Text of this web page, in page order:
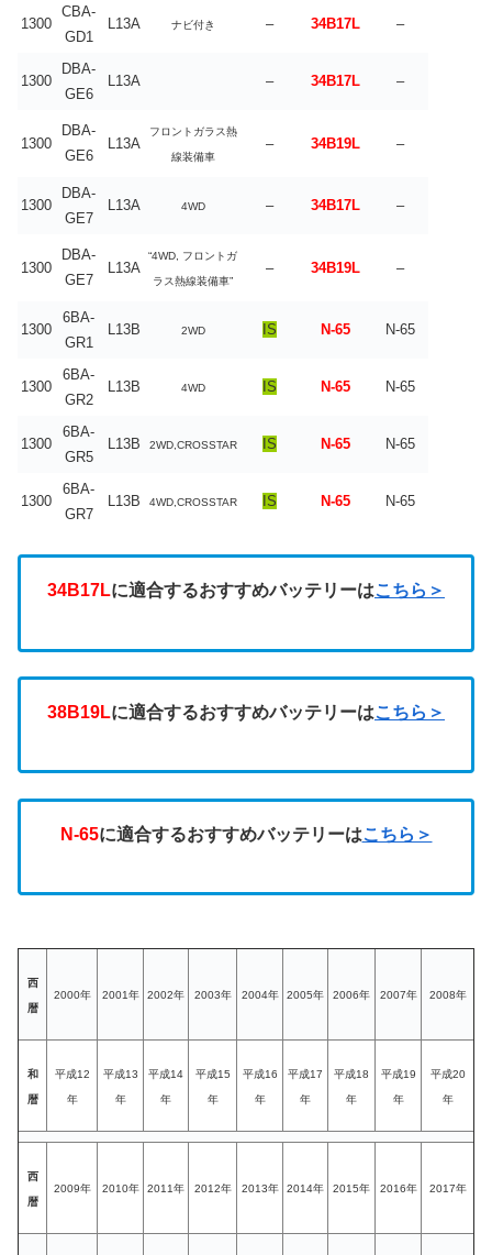
1300
CBA-
GD1
L13A ナビ付き – 34B17L –
1300
DBA-
GE6
L13A – 34B17L –
1300
DBA-
GE6
L13A
フロントガラス熱
線装備車
– 34B19L –
1300
DBA-
GE7
L13A 4WD – 34B17L –
1300
DBA-
GE7
L13A
“4WD, フロントガ
ラス熱線装備車”
– 34B19L –
1300
6BA-
GR1
L13B 2WD IS N-65 N-65
1300
6BA-
GR2
L13B 4WD IS N-65 N-65
1300
6BA-
GR5
L13B 2WD,CROSSTAR IS N-65 N-65
1300
6BA-
GR7
L13B 4WD,CROSSTAR IS N-65 N-65
34B17Lに適合するおすすめバッテリーはこちら＞
38B19Lに適合するおすすめバッテリーはこちら＞
N-65に適合するおすすめバッテリーはこちら＞
西
暦
2000年 2001年 2002年 2003年 2004年 2005年 2006年 2007年 2008年
和
暦
平成12
年
平成13
年
平成14
年
平成15
年
平成16
年
平成17
年
平成18
年
平成19
年
平成20
年
西
暦
2009年 2010年 2011年 2012年 2013年 2014年 2015年 2016年 2017年